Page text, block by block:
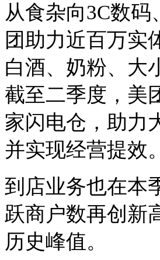
从食杂向3C数码
团助力近百万实
白酒、奶粉、大
截至二季度，美
家闪电仓，助力
并实现经营提效。
到店业务也在本
跃商户数再创新
历史峰值。